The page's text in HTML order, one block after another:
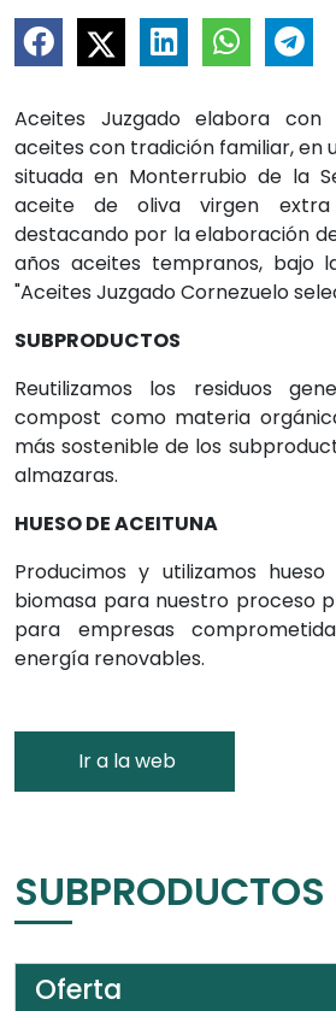
Aceites Juzgado elabora con
aceites con tradición familiar, en
situada en Monterrubio de la
aceite de oliva virgen
destacando por la elaboración
años aceites tempranos, bajo
"Aceites Juzgado Cornezuelo
SUBPRODUCTOS
Reutilizamos los residuos
compost como materia
más sostenible de los
almazaras.
HUESO DE ACEITUNA
Producimos y utilizamos
biomasa para nuestro proceso
para empresas
energía renovables.
Ir a la web
SUBPRODUCTOS
Oferta